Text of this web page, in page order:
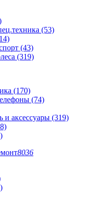
(53)
(43)
(319)
(170)
(74)
и аксессуары (319)
8036